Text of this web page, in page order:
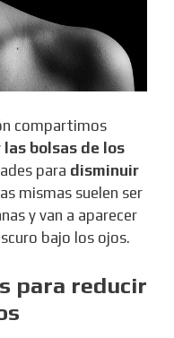
compartimos
bolsas de los
para disminuir
mismas suelen ser
y van a aparecer
bajo los ojos.
para reducir